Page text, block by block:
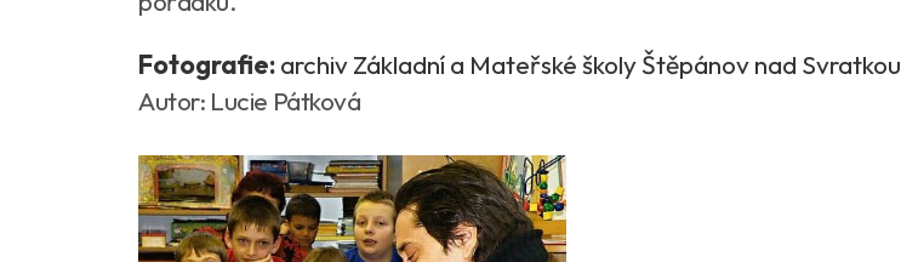
Fotografie:archiv Základní a Mateřské školy Štěpánov nad Svratkou
Autor: Lucie Pátková